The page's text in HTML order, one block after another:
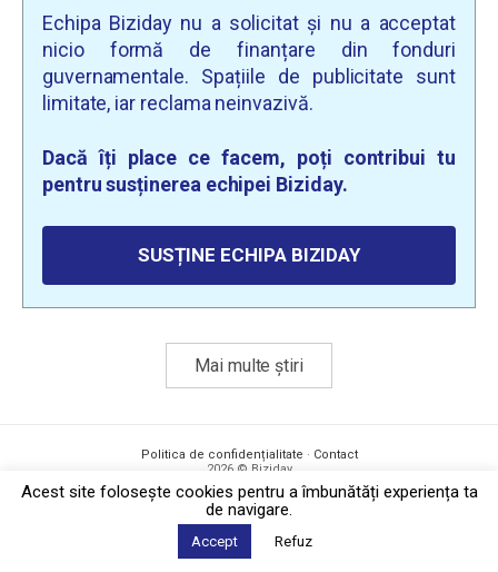
Echipa Biziday nu a solicitat și nu a acceptat
nicio formă de finanțare din fonduri
guvernamentale. Spațiile de publicitate sunt
limitate, iar reclama neinvazivă.
Dacă îți place ce facem, poți contribui tu
pentru susținerea echipei Biziday.
SUSȚINE ECHIPA BIZIDAY
Mai multe știri
Politica de confidențialitate · Contact
2026 © Biziday
Acest site foloseşte cookies pentru a îmbunătăți experiența ta
de navigare.
Accept Refuz